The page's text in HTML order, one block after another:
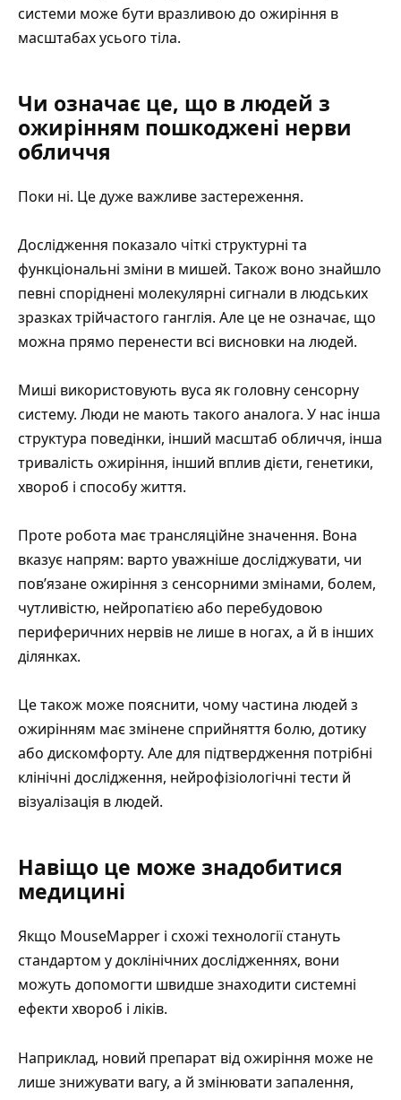
системи може бути вразливою до ожиріння в
масштабах усього тіла.
Чи означає це, що в людей з
ожирінням пошкоджені нерви
обличчя
Поки ні. Це дуже важливе застереження.
Дослідження показало чіткі структурні та
функціональні зміни в мишей. Також воно знайшло
певні споріднені молекулярні сигнали в людських
зразках трійчастого ганглія. Але це не означає, що
можна прямо перенести всі висновки на людей.
Миші використовують вуса як головну сенсорну
систему. Люди не мають такого аналога. У нас інша
структура поведінки, інший масштаб обличчя, інша
тривалість ожиріння, інший вплив дієти, генетики,
хвороб і способу життя.
Проте робота має трансляційне значення. Вона
вказує напрям: варто уважніше досліджувати, чи
пов’язане ожиріння з сенсорними змінами, болем,
чутливістю, нейропатією або перебудовою
периферичних нервів не лише в ногах, а й в інших
ділянках.
Це також може пояснити, чому частина людей з
ожирінням має змінене сприйняття болю, дотику
або дискомфорту. Але для підтвердження потрібні
клінічні дослідження, нейрофізіологічні тести й
візуалізація в людей.
Навіщо це може знадобитися
медицині
Якщо MouseMapper і схожі технології стануть
стандартом у доклінічних дослідженнях, вони
можуть допомогти швидше знаходити системні
ефекти хвороб і ліків.
Наприклад, новий препарат від ожиріння може не
лише знижувати вагу, а й змінювати запалення,